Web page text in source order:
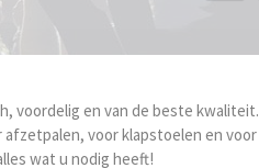
voordelig en van de beste kwaliteit.
voor klapstoelen en voor
wat u nodig heeft!